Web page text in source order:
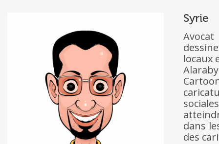
Syrie
locaux
dans
des